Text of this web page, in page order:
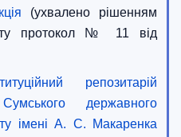
(ухвалено рішенням
протокол № 11 від
репозитарій
державного
імені А. С. Макаренка